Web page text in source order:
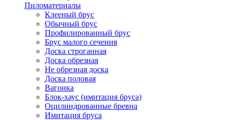
Пиломатериалы
Клееный брус
Обычный брус
Профилированный брус
Брус малого сечения
Доска строганная
Доска обрезная
Не обрезная доска
Доска половая
Вагонка
Блок-хаус (имитация бруса)
Оцилиндрованные бревна
Имитация бруса